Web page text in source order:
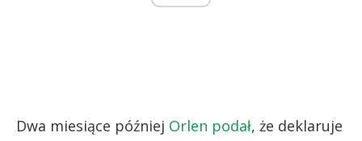
Dwa miesiące później Orlen podał, że deklaruje